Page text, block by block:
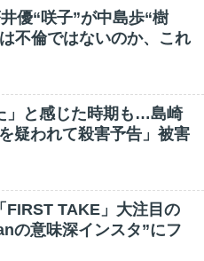
優“咲子”が中島歩“樹
不倫ではないのか、これ
」と感じた時期も…島崎
疑われて殺害予告」被害
TAKE」大注目の
の意味深インスタ”にフ